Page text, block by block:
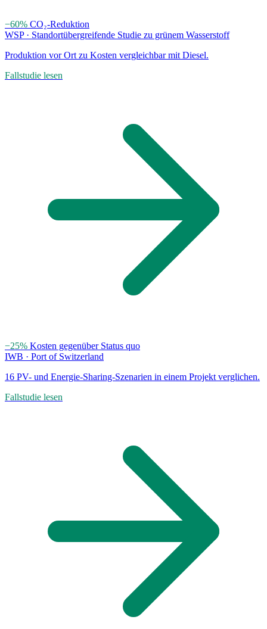
−60% CO₂-Reduktion
WSP · Standortübergreifende Studie zu grünem Wasserstoff
Produktion vor Ort zu Kosten vergleichbar mit Diesel.
Fallstudie lesen
−25% Kosten gegenüber Status quo
IWB · Port of Switzerland
16 PV- und Energie-Sharing-Szenarien in einem Projekt verglichen.
Fallstudie lesen